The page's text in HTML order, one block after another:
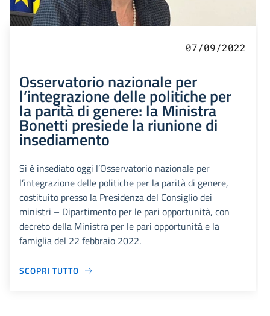
07/09/2022
Osservatorio nazionale per
l’integrazione delle politiche per
la parità di genere: la Ministra
Bonetti presiede la riunione di
insediamento
Si è insediato oggi l’Osservatorio nazionale per
l’integrazione delle politiche per la parità di genere,
costituito presso la Presidenza del Consiglio dei
ministri – Dipartimento per le pari opportunità, con
decreto della Ministra per le pari opportunità e la
famiglia del 22 febbraio 2022.
SCOPRI TUTTO